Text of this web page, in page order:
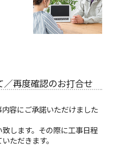
／再度確認のお打合せ
容にご承諾いただけました
します。その際に工事日程
ただきます。